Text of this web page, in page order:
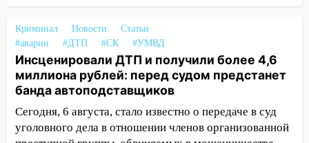
ЕГЭ с 2027 года
11:25 В Ульяновске ИИ будет выявлять
нарушителей на контейнерных
площадках
11:20 Ульяновская шахматистка
Валерия Клейменова выиграла два
Криминал Новости
Статьи
#аварии
#ДТП #СК #УМВД
Инсценировали ДТП и получили более 4,6
миллиона рублей: перед судом предстанет
банда автоподставщиков
Сегодня, 6 августа, стало известно о передаче в суд
уголовного дела в отношении членов организованной